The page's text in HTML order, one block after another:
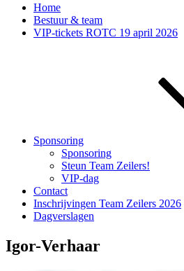
Home
Bestuur & team
VIP-tickets ROTC 19 april 2026
Sponsoring
Sponsoring
Steun Team Zeilers!
VIP-dag
Contact
Inschrijvingen Team Zeilers 2026
Dagverslagen
Igor-Verhaar